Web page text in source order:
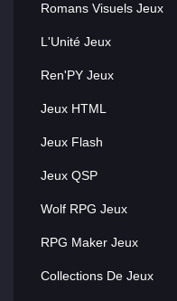
Romans Visuels Jeux
L'Unité Jeux
Ren'PY Jeux
Jeux HTML
Jeux Flash
Jeux QSP
Wolf RPG Jeux
RPG Maker Jeux
Collections De Jeux